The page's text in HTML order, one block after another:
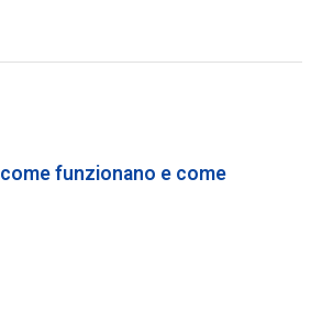
funzionano e come